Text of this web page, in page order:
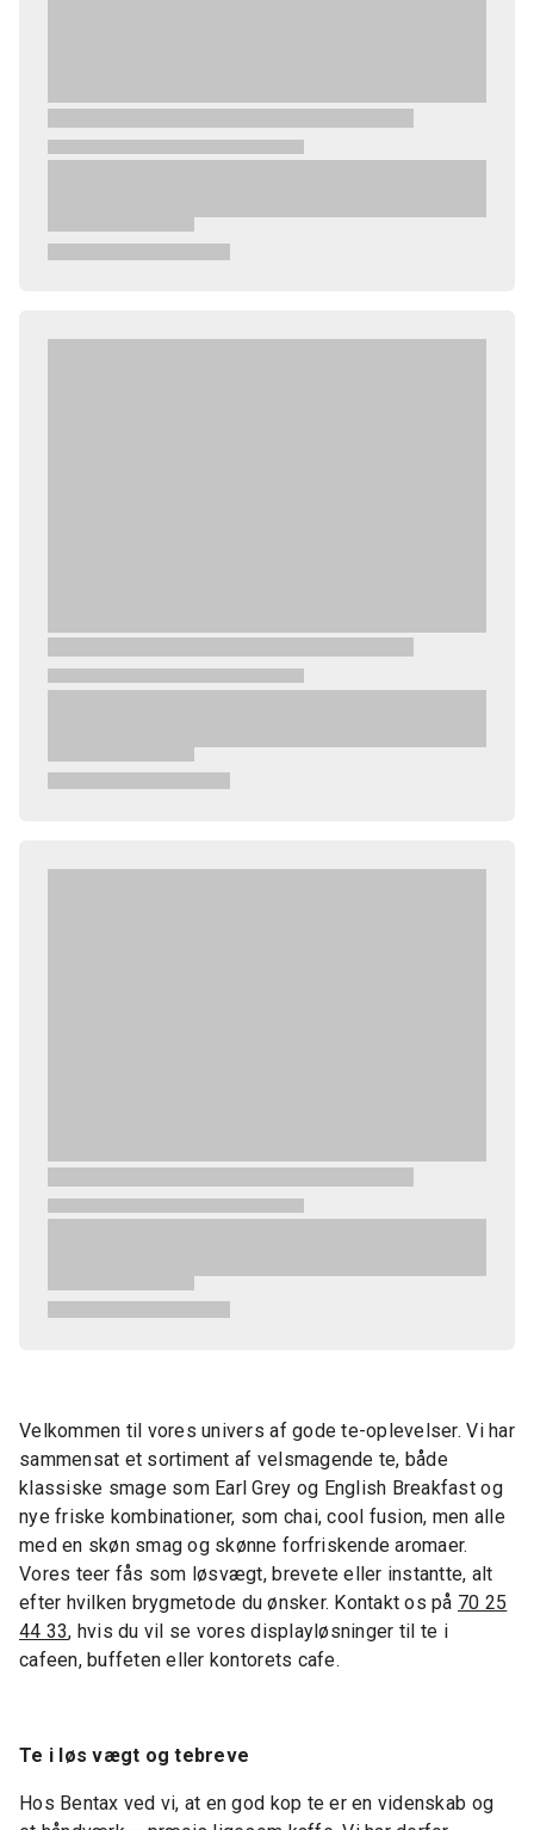
Velkommen til vores univers af gode te-oplevelser. Vi har
sammensat et sortiment af velsmagende te, både
klassiske smage som Earl Grey og English Breakfast og
nye friske kombinationer, som chai, cool fusion, men alle
med en skøn smag og skønne forfriskende aromaer.
Vores teer fås som løsvægt, brevete eller instantte, alt
efter hvilken brygmetode du ønsker. Kontakt os på 70 25
44 33, hvis du vil se vores displayløsninger til te i
cafeen, buffeten eller kontorets cafe.
Te i løs vægt og tebreve
Hos Bentax ved vi, at en god kop te er en videnskab og